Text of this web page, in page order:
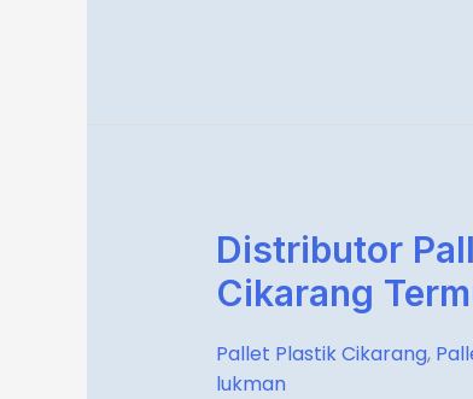
Distributor
Cikarang
Pallet Plastik Cikarang,
lukman
Distributor
Pallet
Plastik
di
Cikarang